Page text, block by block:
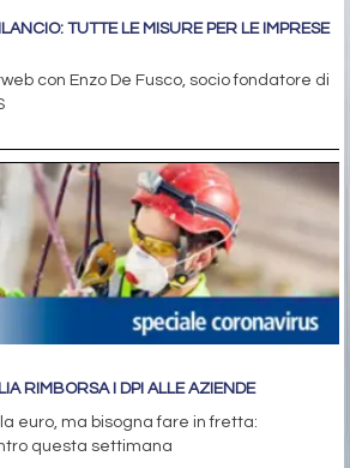
TUTTE LE MISURE PER LE IMPRESE
con Enzo De Fusco, socio fondatore di
RIMBORSA I DPI ALLE AZIENDE
euro, ma bisogna fare in fretta:
questa settimana